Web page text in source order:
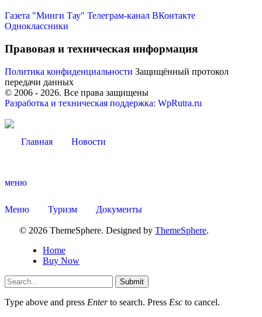
Газета "Минги Тау" Телеграм-канал ВКонтакте
Одноклассники
Правовая и техническая информация
Политика конфиденциальности Защищённый протокол
передачи данных
© 2006 - 2026. Все права защищены
Разработка и техническая поддержка: WpRutra.ru
Главная Новости
меню
Меню Туризм Документы
© 2026 ThemeSphere. Designed by ThemeSphere.
Home
Buy Now
Submit
Type above and press Enterto search. Press Esc to cancel.
Мэр